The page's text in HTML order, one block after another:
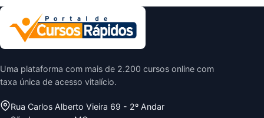
Uma plataforma com mais de 2.200 cursos online com
taxa única de acesso vitalício.
Rua Carlos Alberto Vieira 69 - 2º Andar